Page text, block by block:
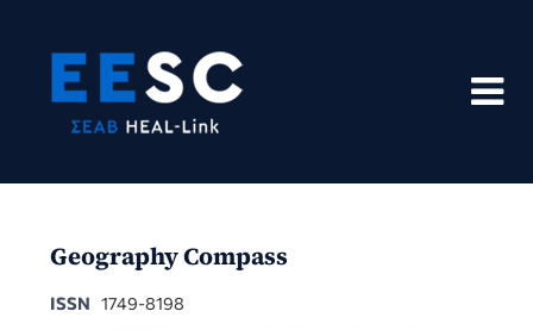
content
Geography Compass
ISSN 1749-8198